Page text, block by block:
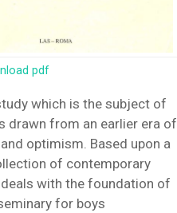
pdf
which is the subject of
drawn from an earlier era of
optimism. Based upon a
of contemporary
with the foundation of
for boys